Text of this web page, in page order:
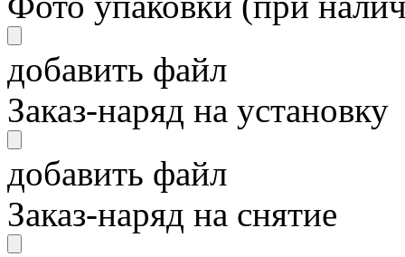
добавить файл
Заказ-наряд на установку
добавить файл
Заказ-наряд на снятие